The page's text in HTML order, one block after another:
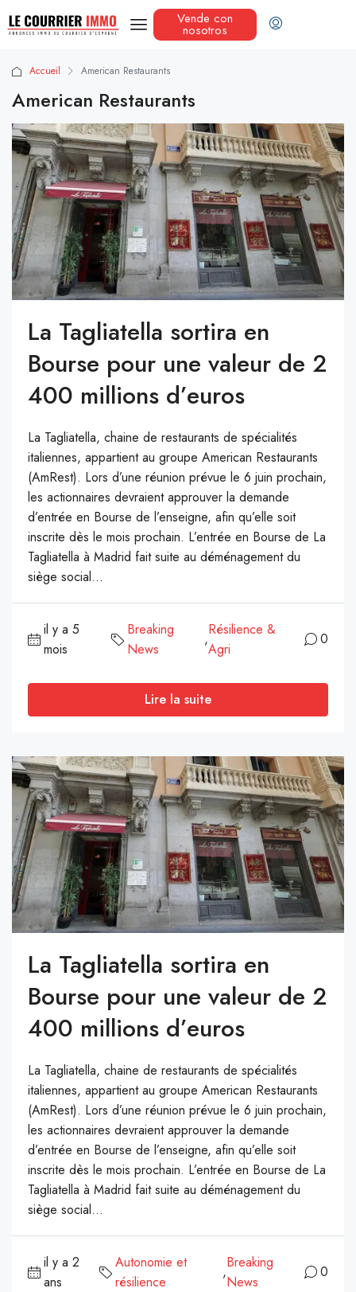
Vende con
nosotros
Accueil American Restaurants
American Restaurants
La Tagliatella sortira en
Bourse pour une valeur de 2
400 millions d’euros
La Tagliatella, chaine de restaurants de spécialités
italiennes, appartient au groupe American Restaurants
(AmRest). Lors d’une réunion prévue le 6 juin prochain,
les actionnaires devraient approuver la demande
d’entrée en Bourse de l’enseigne, afin qu’elle soit
inscrite dès le mois prochain. L’entrée en Bourse de La
Tagliatella à Madrid fait suite au déménagement du
siège social...
il y a 5
mois
Breaking
News
,
Résilience &
Agri
0
Lire la suite
La Tagliatella sortira en
Bourse pour une valeur de 2
400 millions d’euros
La Tagliatella, chaine de restaurants de spécialités
italiennes, appartient au groupe American Restaurants
(AmRest). Lors d’une réunion prévue le 6 juin prochain,
les actionnaires devraient approuver la demande
d’entrée en Bourse de l’enseigne, afin qu’elle soit
inscrite dès le mois prochain. L’entrée en Bourse de La
Tagliatella à Madrid fait suite au déménagement du
siège social...
il y a 2
ans
Autonomie et
résilience
,
Breaking
News
0